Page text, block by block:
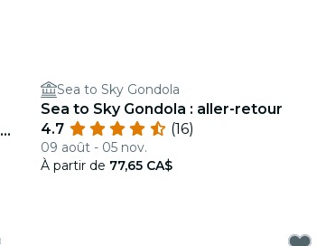
Sea to Sky Gondola
Sea to Sky Gondola : aller-retour
4.7
(16)
09 août - 05 nov.
À partir de 77,65 CA$